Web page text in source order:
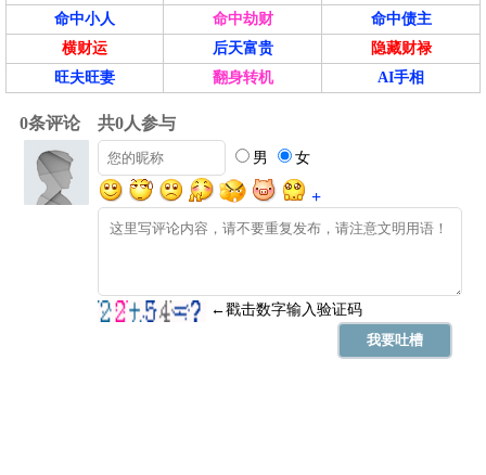
命中小人
命中劫财
命中债主
横财运
后天富贵
隐藏财禄
旺夫旺妻
翻身转机 AI手相